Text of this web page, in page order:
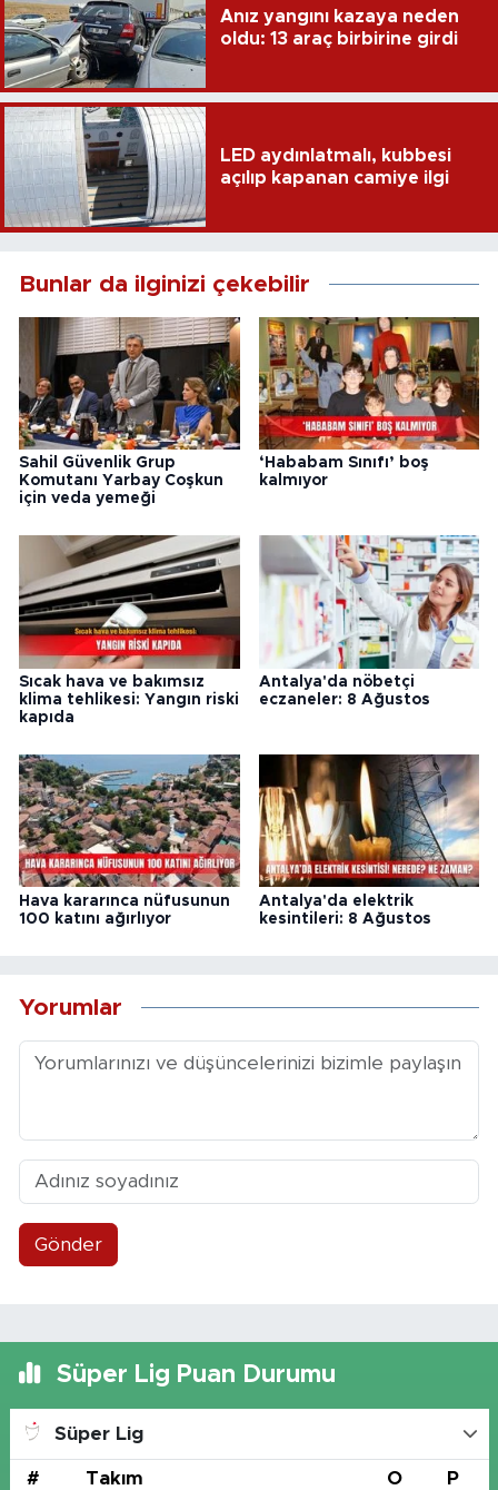
Anız yangını kazaya neden
oldu: 13 araç birbirine girdi
LED aydınlatmalı, kubbesi
açılıp kapanan camiye ilgi
Bunlar da ilginizi çekebilir
Sahil Güvenlik Grup
Komutanı Yarbay Coşkun
için veda yemeği
‘Hababam Sınıfı’ boş
kalmıyor
Sıcak hava ve bakımsız
klima tehlikesi: Yangın riski
kapıda
Antalya'da nöbetçi
eczaneler: 8 Ağustos
Hava kararınca nüfusunun
100 katını ağırlıyor
Antalya'da elektrik
kesintileri: 8 Ağustos
Yorumlar
Gönder
Süper Lig Puan Durumu
Süper Lig
# Takım O P